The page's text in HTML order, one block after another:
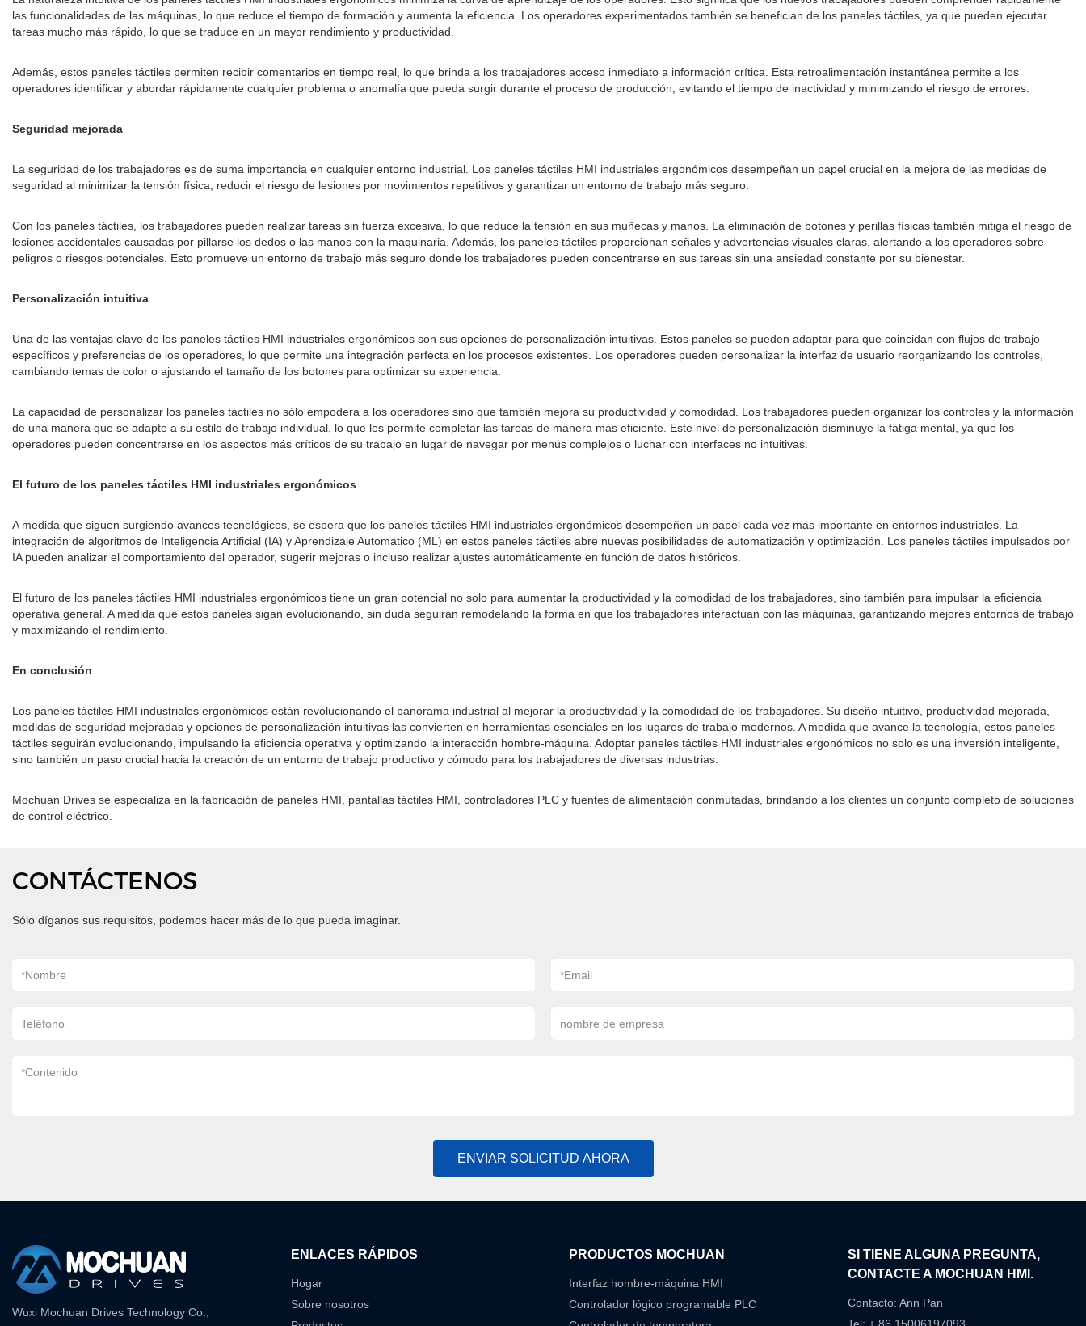
las funcionalidades de las máquinas, lo que reduce el tiempo de formación y aumenta la eficiencia. Los operadores experimentados también se benefician de los paneles táctiles, ya que pueden ejecutar
tareas mucho más rápido, lo que se traduce en un mayor rendimiento y productividad.
Además, estos paneles táctiles permiten recibir comentarios en tiempo real, lo que brinda a los trabajadores acceso inmediato a información crítica. Esta retroalimentación instantánea permite a los
operadores identificar y abordar rápidamente cualquier problema o anomalía que pueda surgir durante el proceso de producción, evitando el tiempo de inactividad y minimizando el riesgo de errores.
Seguridad mejorada
La seguridad de los trabajadores es de suma importancia en cualquier entorno industrial. Los paneles táctiles HMI industriales ergonómicos desempeñan un papel crucial en la mejora de las medidas de
seguridad al minimizar la tensión física, reducir el riesgo de lesiones por movimientos repetitivos y garantizar un entorno de trabajo más seguro.
Con los paneles táctiles, los trabajadores pueden realizar tareas sin fuerza excesiva, lo que reduce la tensión en sus muñecas y manos. La eliminación de botones y perillas físicas también mitiga el riesgo de
lesiones accidentales causadas por pillarse los dedos o las manos con la maquinaria. Además, los paneles táctiles proporcionan señales y advertencias visuales claras, alertando a los operadores sobre
peligros o riesgos potenciales. Esto promueve un entorno de trabajo más seguro donde los trabajadores pueden concentrarse en sus tareas sin una ansiedad constante por su bienestar.
Personalización intuitiva
Una de las ventajas clave de los paneles táctiles HMI industriales ergonómicos son sus opciones de personalización intuitivas. Estos paneles se pueden adaptar para que coincidan con flujos de trabajo
específicos y preferencias de los operadores, lo que permite una integración perfecta en los procesos existentes. Los operadores pueden personalizar la interfaz de usuario reorganizando los controles,
cambiando temas de color o ajustando el tamaño de los botones para optimizar su experiencia.
La capacidad de personalizar los paneles táctiles no sólo empodera a los operadores sino que también mejora su productividad y comodidad. Los trabajadores pueden organizar los controles y la información
de una manera que se adapte a su estilo de trabajo individual, lo que les permite completar las tareas de manera más eficiente. Este nivel de personalización disminuye la fatiga mental, ya que los
operadores pueden concentrarse en los aspectos más críticos de su trabajo en lugar de navegar por menús complejos o luchar con interfaces no intuitivas.
El futuro de los paneles táctiles HMI industriales ergonómicos
A medida que siguen surgiendo avances tecnológicos, se espera que los paneles táctiles HMI industriales ergonómicos desempeñen un papel cada vez más importante en entornos industriales. La
integración de algoritmos de Inteligencia Artificial (IA) y Aprendizaje Automático (ML) en estos paneles táctiles abre nuevas posibilidades de automatización y optimización. Los paneles táctiles impulsados ​​por
IA pueden analizar el comportamiento del operador, sugerir mejoras o incluso realizar ajustes automáticamente en función de datos históricos.
El futuro de los paneles táctiles HMI industriales ergonómicos tiene un gran potencial no solo para aumentar la productividad y la comodidad de los trabajadores, sino también para impulsar la eficiencia
operativa general. A medida que estos paneles sigan evolucionando, sin duda seguirán remodelando la forma en que los trabajadores interactúan con las máquinas, garantizando mejores entornos de trabajo
y maximizando el rendimiento.
En conclusión
Los paneles táctiles HMI industriales ergonómicos están revolucionando el panorama industrial al mejorar la productividad y la comodidad de los trabajadores. Su diseño intuitivo, productividad mejorada,
medidas de seguridad mejoradas y opciones de personalización intuitivas las convierten en herramientas esenciales en los lugares de trabajo modernos. A medida que avance la tecnología, estos paneles
táctiles seguirán evolucionando, impulsando la eficiencia operativa y optimizando la interacción hombre-máquina. Adoptar paneles táctiles HMI industriales ergonómicos no solo es una inversión inteligente,
sino también un paso crucial hacia la creación de un entorno de trabajo productivo y cómodo para los trabajadores de diversas industrias.
.
Mochuan Drives se especializa en la fabricación de paneles HMI, pantallas táctiles HMI, controladores PLC y fuentes de alimentación conmutadas, brindando a los clientes un conjunto completo de soluciones
de control eléctrico.
CONTÁCTENOS
Sólo díganos sus requisitos, podemos hacer más de lo que pueda imaginar.
*Nombre *Email
Teléfono nombre de empresa
*Contenido
ENVIAR SOLICITUD AHORA
Wuxi Mochuan Drives Technology Co.,
ENLACES RÁPIDOS
Hogar
Sobre nosotros
PRODUCTOS MOCHUAN
Interfaz hombre-máquina HMI
Controlador lógico programable PLC
SI TIENE ALGUNA PREGUNTA,
CONTACTE A MOCHUAN HMI.
Contacto: Ann Pan